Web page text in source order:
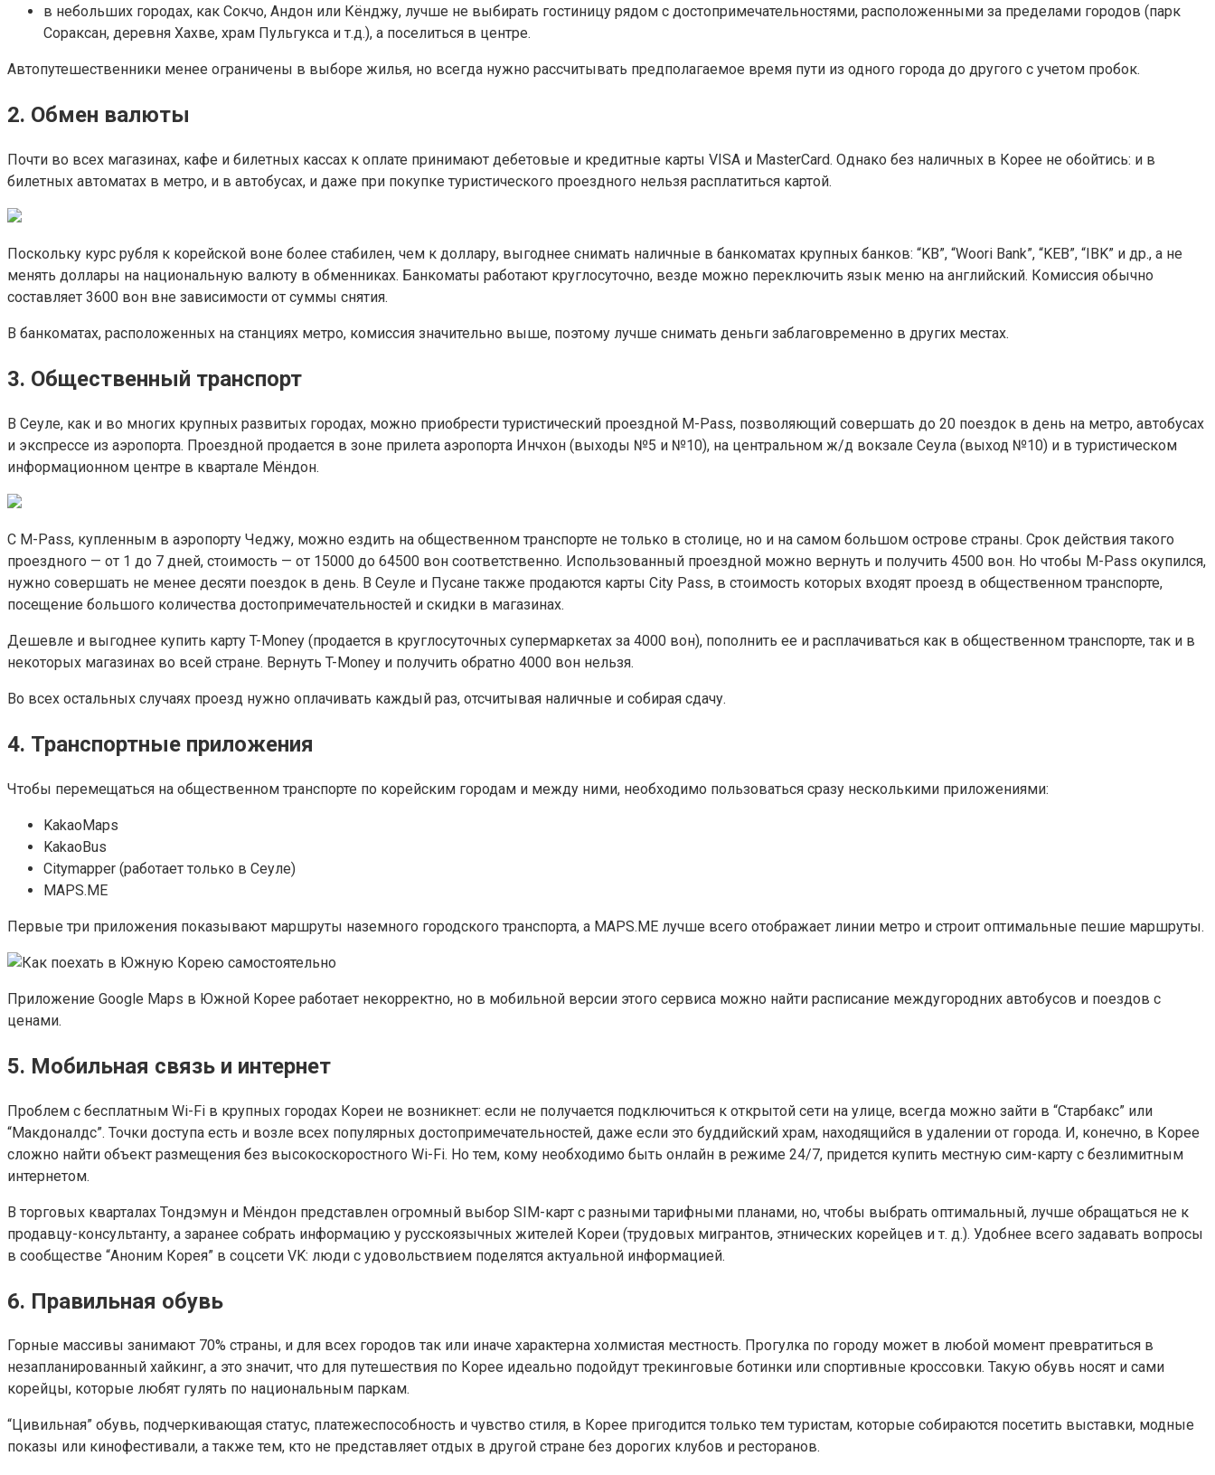
в небольших городах, как Сокчо, Андон или Кёнджу, лучше не выбирать гостиницу рядом с достопримечательностями, расположенными за пределами городов (парк
Сораксан, деревня Хахве, храм Пульгукса и т.д.), а поселиться в центре.
Автопутешественники менее ограничены в выборе жилья, но всегда нужно рассчитывать предполагаемое время пути из одного города до другого с учетом пробок.
2. Обмен валюты
Почти во всех магазинах, кафе и билетных кассах к оплате принимают дебетовые и кредитные карты VISA и MasterCard. Однако без наличных в Корее не обойтись: и в
билетных автоматах в метро, и в автобусах, и даже при покупке туристического проездного нельзя расплатиться картой.
Поскольку курс рубля к корейской воне более стабилен, чем к доллару, выгоднее снимать наличные в банкоматах крупных банков: “KB”, “Woori Bank”, “KEB”, “IBK” и др., а не
менять доллары на национальную валюту в обменниках. Банкоматы работают круглосуточно, везде можно переключить язык меню на английский. Комиссия обычно
составляет 3600 вон вне зависимости от суммы снятия.
В банкоматах, расположенных на станциях метро, комиссия значительно выше, поэтому лучше снимать деньги заблаговременно в других местах.
3. Общественный транспорт
В Сеуле, как и во многих крупных развитых городах, можно приобрести туристический проездной M-Pass, позволяющий совершать до 20 поездок в день на метро, автобусах
и экспрессе из аэропорта. Проездной продается в зоне прилета аэропорта Инчхон (выходы №5 и №10), на центральном ж/д вокзале Сеула (выход №10) и в туристическом
информационном центре в квартале Мёндон.
С M-Pass, купленным в аэропорту Чеджу, можно ездить на общественном транспорте не только в столице, но и на самом большом острове страны. Срок действия такого
проездного — от 1 до 7 дней, стоимость — от 15000 до 64500 вон соответственно. Использованный проездной можно вернуть и получить 4500 вон. Но чтобы M-Pass окупился,
нужно совершать не менее десяти поездок в день. В Сеуле и Пусане также продаются карты City Pass, в стоимость которых входят проезд в общественном транспорте,
посещение большого количества достопримечательностей и скидки в магазинах.
Дешевле и выгоднее купить карту T-Money (продается в круглосуточных супермаркетах за 4000 вон), пополнить ее и расплачиваться как в общественном транспорте, так и в
некоторых магазинах во всей стране. Вернуть T-Money и получить обратно 4000 вон нельзя.
Во всех остальных случаях проезд нужно оплачивать каждый раз, отсчитывая наличные и собирая сдачу.
4. Транспортные приложения
Чтобы перемещаться на общественном транспорте по корейским городам и между ними, необходимо пользоваться сразу несколькими приложениями:
KakaoMaps
KakaoBus
Citymapper (работает только в Сеуле)
MAPS.ME
Первые три приложения показывают маршруты наземного городского транспорта, а MAPS.ME лучше всего отображает линии метро и строит оптимальные пешие маршруты.
Приложение Google Maps в Южной Корее работает некорректно, но в мобильной версии этого сервиса можно найти расписание междугородних автобусов и поездов с
ценами.
5. Мобильная связь и интернет
Проблем с бесплатным Wi-Fi в крупных городах Кореи не возникнет: если не получается подключиться к открытой сети на улице, всегда можно зайти в “Старбакс” или
“Макдоналдс”. Точки доступа есть и возле всех популярных достопримечательностей, даже если это буддийский храм, находящийся в удалении от города. И, конечно, в Корее
сложно найти объект размещения без высокоскоростного Wi-Fi. Но тем, кому необходимо быть онлайн в режиме 24/7, придется купить местную сим-карту с безлимитным
интернетом.
В торговых кварталах Тондэмун и Мёндон представлен огромный выбор SIM-карт с разными тарифными планами, но, чтобы выбрать оптимальный, лучше обращаться не к
продавцу-консультанту, а заранее собрать информацию у русскоязычных жителей Кореи (трудовых мигрантов, этнических корейцев и т. д.). Удобнее всего задавать вопросы
в сообществе “Аноним Корея” в соцсети VK: люди с удовольствием поделятся актуальной информацией.
6. Правильная обувь
Горные массивы занимают 70% страны, и для всех городов так или иначе характерна холмистая местность. Прогулка по городу может в любой момент превратиться в
незапланированный хайкинг, а это значит, что для путешествия по Корее идеально подойдут трекинговые ботинки или спортивные кроссовки. Такую обувь носят и сами
корейцы, которые любят гулять по национальным паркам.
“Цивильная” обувь, подчеркивающая статус, платежеспособность и чувство стиля, в Корее пригодится только тем туристам, которые собираются посетить выставки, модные
показы или кинофестивали, а также тем, кто не представляет отдых в другой стране без дорогих клубов и ресторанов.